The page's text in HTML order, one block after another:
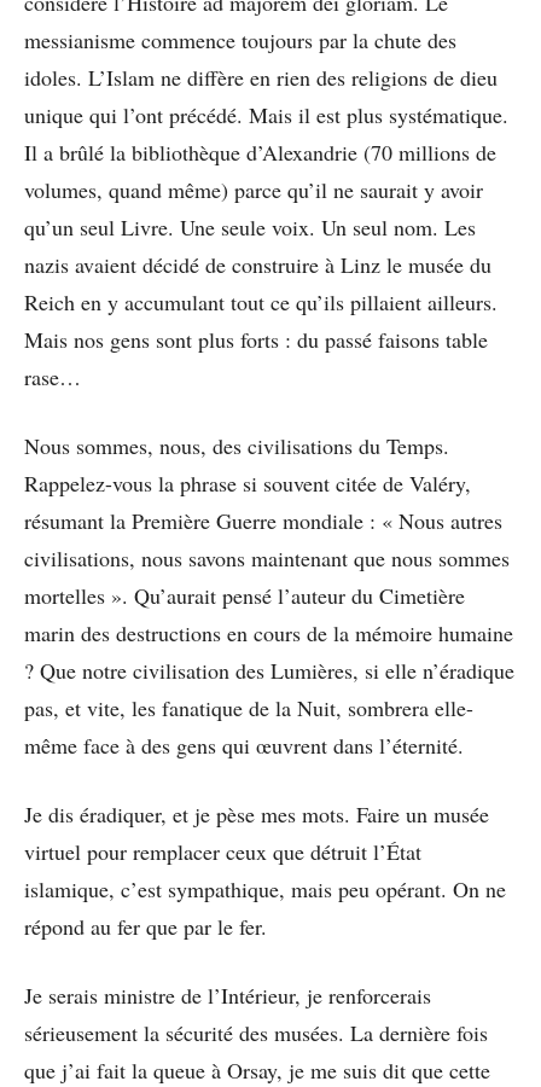
messianisme commence toujours par la chute des
idoles. L’Islam ne diffère en rien des religions de dieu
unique qui l’ont précédé. Mais il est plus systématique.
Il a brûlé la bibliothèque d’Alexandrie (70 millions de
volumes, quand même) parce qu’il ne saurait y avoir
qu’un seul Livre. Une seule voix. Un seul nom. Les
nazis avaient décidé de construire à Linz le musée du
Reich en y accumulant tout ce qu’ils pillaient ailleurs.
Mais nos gens sont plus forts : du passé faisons table
rase…
Nous sommes, nous, des civilisations du Temps.
Rappelez-vous la phrase si souvent citée de Valéry,
résumant la Première Guerre mondiale : « Nous autres
civilisations, nous savons maintenant que nous sommes
mortelles ». Qu’aurait pensé l’auteur du Cimetière
marin des destructions en cours de la mémoire humaine
? Que notre civilisation des Lumières, si elle n’éradique
pas, et vite, les fanatique de la Nuit, sombrera elle-
même face à des gens qui œuvrent dans l’éternité.
Je dis éradiquer, et je pèse mes mots. Faire un musée
virtuel pour remplacer ceux que détruit l’État
islamique, c’est sympathique, mais peu opérant. On ne
répond au fer que par le fer.
Je serais ministre de l’Intérieur, je renforcerais
sérieusement la sécurité des musées. La dernière fois
que j’ai fait la queue à Orsay, je me suis dit que cette